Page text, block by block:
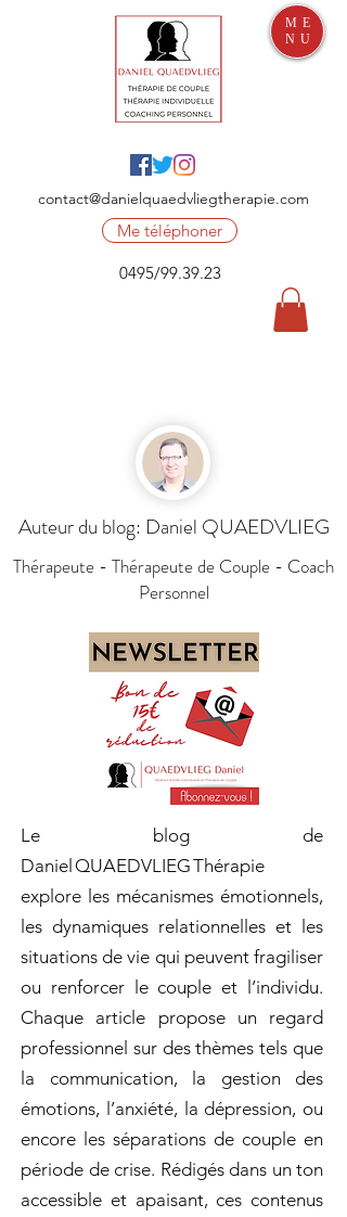
contact@danielquaedvliegtherapie.com
Me téléphoner
0495/99.39.23
ME
NU
Auteur du blog: Daniel QUAEDVLIEG
Thérapeute - Thérapeute de Couple - Coach
Personnel
Le blog de
Daniel QUAEDVLIEG Thérapie
explore les mécanismes émotionnels,
les dynamiques relationnelles et les
situations de vie qui peuvent fragiliser
ou renforcer le couple et l’individu.
Chaque article propose un regard
professionnel sur des thèmes tels que
la communication, la gestion des
émotions, l’anxiété, la dépression, ou
encore les séparations de couple en
période de crise. Rédigés dans un ton
accessible et apaisant, ces contenus